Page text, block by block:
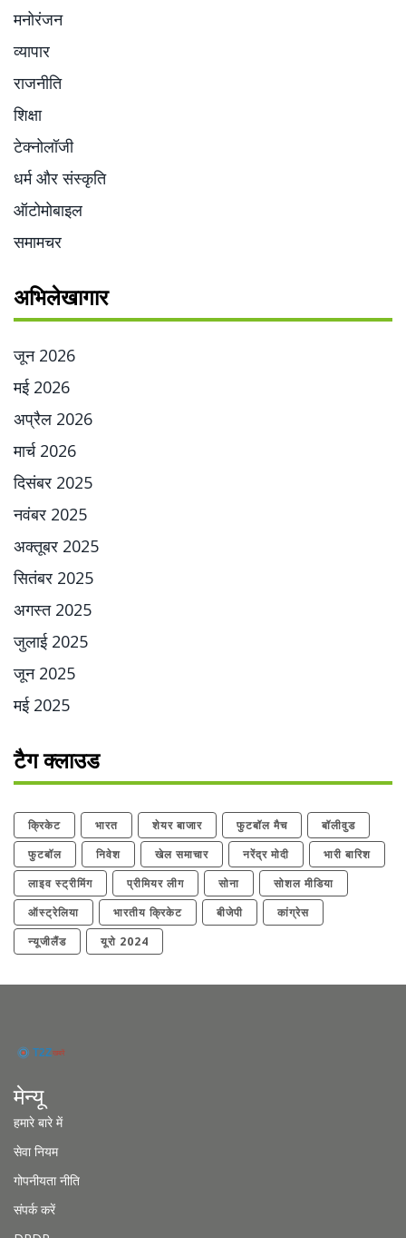
मनोरंजन
व्यापार
राजनीति
शिक्षा
टेक्नोलॉजी
धर्म और संस्कृति
ऑटोमोबाइल
समामचर
अभिलेखागार
जून 2026
मई 2026
अप्रैल 2026
मार्च 2026
दिसंबर 2025
नवंबर 2025
अक्तूबर 2025
सितंबर 2025
अगस्त 2025
जुलाई 2025
जून 2025
मई 2025
टैग क्लाउड
क्रिकेट भारत शेयर बाजार फुटबॉल मैच
बॉलीवुड
फुटबॉल
निवेश खेल समाचार नरेंद्र मोदी
भारी बारिश
लाइव स्ट्रीमिंग
प्रीमियर लीग सोना
सोशल मीडिया
ऑस्ट्रेलिया
भारतीय क्रिकेट बीजेपी
कांग्रेस
न्यूजीलैंड
यूरो 2024
मेन्यू
हमारे बारे में
सेवा नियम
गोपनीयता नीति
संपर्क करें